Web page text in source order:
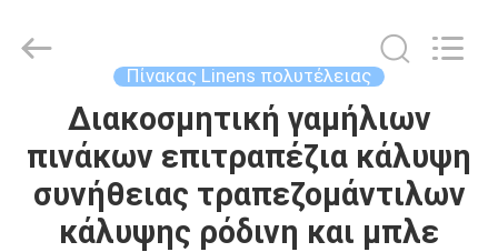
ΣΠΊΤΙ
ΠΡΟΪΌΝΤΑ
Trading
Πίνακας Linens πολυτέλειας
Διακοσμητική γαμήλιων
πινάκων επιτραπέζια κάλυψη
συνήθειας τραπεζομάντιλων
κάλυψης ρόδινη και μπλε